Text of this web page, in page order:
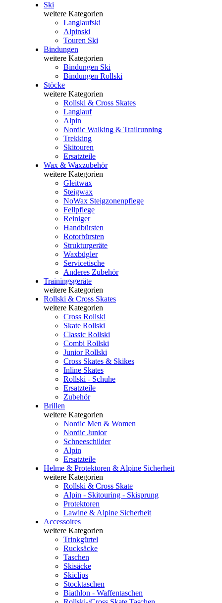
Ski
weitere Kategorien
Langlaufski
Alpinski
Touren Ski
Bindungen
weitere Kategorien
Bindungen Ski
Bindungen Rollski
Stöcke
weitere Kategorien
Rollski & Cross Skates
Langlauf
Alpin
Nordic Walking & Trailrunning
Trekking
Skitouren
Ersatzteile
Wax & Waxzubehör
weitere Kategorien
Gleitwax
Steigwax
NoWax Steigzonenpflege
Fellpflege
Reiniger
Handbürsten
Rotorbürsten
Strukturgeräte
Waxbügler
Servicetische
Anderes Zubehör
Trainingsgeräte
weitere Kategorien
Rollski & Cross Skates
weitere Kategorien
Cross Rollski
Skate Rollski
Classic Rollski
Combi Rollski
Junior Rollski
Cross Skates & Skikes
Inline Skates
Rollski - Schuhe
Ersatzteile
Zubehör
Brillen
weitere Kategorien
Nordic Men & Women
Nordic Junior
Schneeschilder
Alpin
Ersatzteile
Helme & Protektoren & Alpine Sicherheit
weitere Kategorien
Rollski & Cross Skate
Alpin - Skitouring - Skisprung
Protektoren
Lawine & Alpine Sicherheit
Accessoires
weitere Kategorien
Trinkgürtel
Rucksäcke
Taschen
Skisäcke
Skiclips
Stocktaschen
Biathlon - Waffentaschen